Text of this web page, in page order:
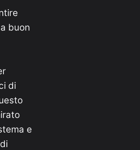
buon
di
e